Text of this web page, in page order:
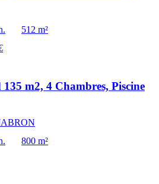
512 m²
m2, 4 Chambres, Piscine
800 m²